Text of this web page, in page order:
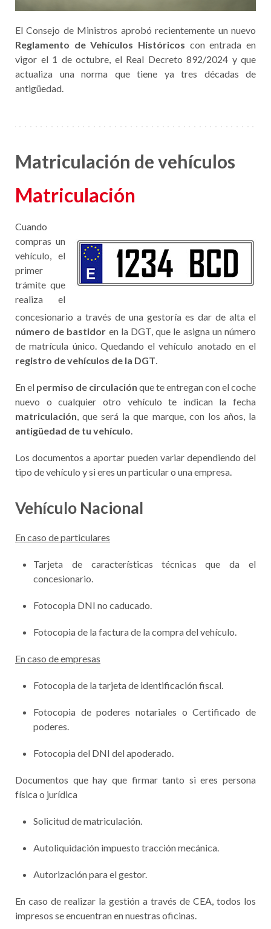
El Consejo de Ministros aprobó recientemente un nuevo
Reglamento de Vehículos Históricos con entrada en
vigor el 1 de octubre, el Real Decreto 892/2024 y que
actualiza una norma que tiene ya tres décadas de
antigüedad.
Matriculación de vehículos
Matriculación
Cuando
compras un
vehículo, el
primer
trámite que
realiza el
concesionario a través de una gestoría es dar de alta el
número de bastidor en la DGT, que le asigna un número
de matrícula único. Quedando el vehículo anotado en el
registro de vehículos de la DGT.
En el permiso de circulación que te entregan con el coche
nuevo o cualquier otro vehículo te indican la fecha
matriculación, que será la que marque, con los años, la
antigüedad de tu vehículo.
Los documentos a aportar pueden variar dependiendo del
tipo de vehículo y si eres un particular o una empresa.
Vehículo Nacional
En caso de particulares
Tarjeta de características técnicas que da el
concesionario.
Fotocopia DNI no caducado.
Fotocopia de la factura de la compra del vehículo.
En caso de empresas
Fotocopia de la tarjeta de identificación fiscal.
Fotocopia de poderes notariales o Certificado de
poderes.
Fotocopia del DNI del apoderado.
Documentos que hay que firmar tanto si eres persona
física o jurídica
Solicitud de matriculación.
Autoliquidación impuesto tracción mecánica.
Autorización para el gestor.
En caso de realizar la gestión a través de CEA, todos los
impresos se encuentran en nuestras oficinas.